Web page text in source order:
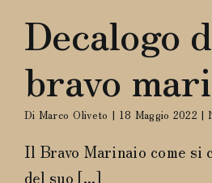
Decalogo
bravo
Di Marco Oliveto | 18 Maggio 2022 |
Il Bravo Marinaio come si
del suo [...]